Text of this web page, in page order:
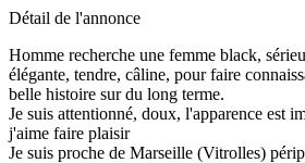
Détail de l'annonce
Homme recherche une femme black,
élégante, tendre, câline, pour faire
belle histoire sur du long terme.
Je suis attentionné, doux, l'apparence est
j'aime faire plaisir
Je suis proche de Marseille (Vitrolles)